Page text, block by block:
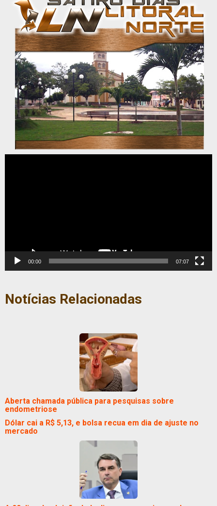
00:00 07:07
Notícias Relacionadas
Aberta chamada pública para pesquisas sobre
endometriose
Dólar cai a R$ 5,13, e bolsa recua em dia de ajuste no
mercado